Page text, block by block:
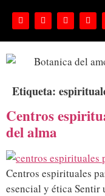
Etiqueta:
Centros
del alma
Centros espirituales
esencial y ética Sentir